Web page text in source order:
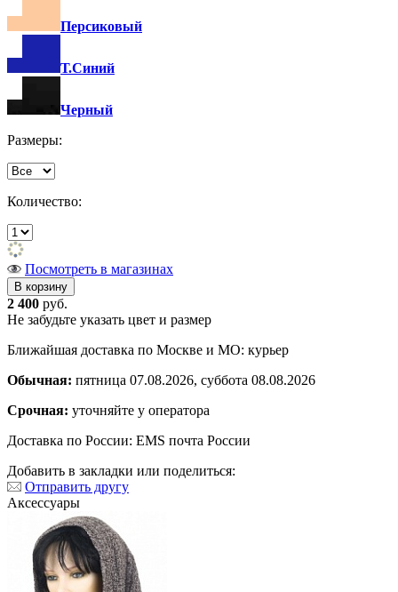
Персиковый
Т.Синий
Черный
Размеры:
Количество:
Посмотреть в магазинах
2 400 руб.
Не забудьте указать цвет и размер
Ближайшая доставка по Москве и МО: курьер
Обычная: пятница 07.08.2026, суббота 08.08.2026
Срочная: уточняйте у оператора
Доставка по России: EMS почта России
Добавить в закладки или поделиться:
Отправить другу
Аксессуары